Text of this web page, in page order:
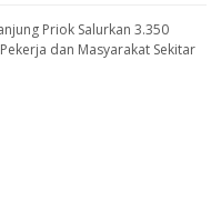
Priok Salurkan 3.350
dan Masyarakat Sekitar